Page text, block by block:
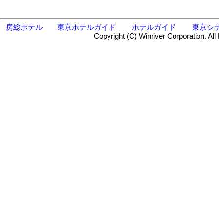
房総ホテル 東京ホテルガイド ホテルガイド
東京シ
Copyright (C) Winriver Corporation. All